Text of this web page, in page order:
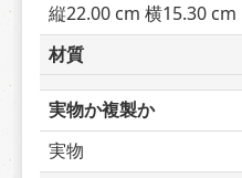
縦22.00 cm 横15.30 cm
材質
実物か複製か
実物